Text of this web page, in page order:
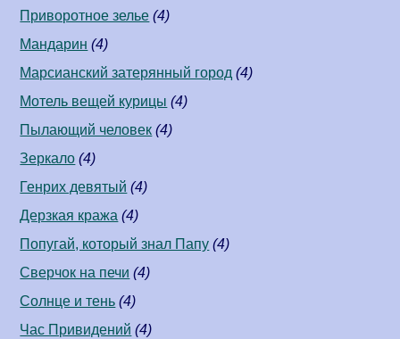
Приворотное зелье (4)
Мандарин (4)
Марсианский затерянный город (4)
Мотель вещей курицы (4)
Пылающий человек (4)
Зеркало (4)
Генрих девятый (4)
Дерзкая кража (4)
Попугай, который знал Папу (4)
Сверчок на печи (4)
Солнце и тень (4)
Час Привидений (4)